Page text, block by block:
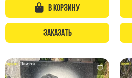
Европейские
Памятники
Семейные памятники (
Зеркальные
В корзину
Заказать